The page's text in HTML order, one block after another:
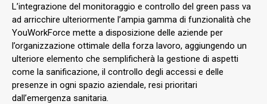
L’integrazione del monitoraggio e controllo del green pass va
ad arricchire ulteriormente l’ampia gamma di funzionalità che
YouWorkForce mette a disposizione delle aziende per
l’organizzazione ottimale della forza lavoro, aggiungendo un
ulteriore elemento che semplificherà la gestione di aspetti
come la sanificazione, il controllo degli accessi e delle
presenze in ogni spazio aziendale, resi prioritari
dall’emergenza sanitaria.